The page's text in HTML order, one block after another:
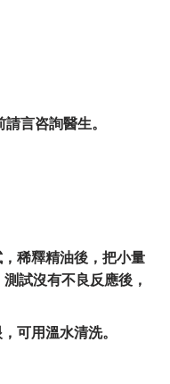
請言咨詢醫生。
稀釋精油後，把小量
試沒有不良反應後，
可用溫水清洗。